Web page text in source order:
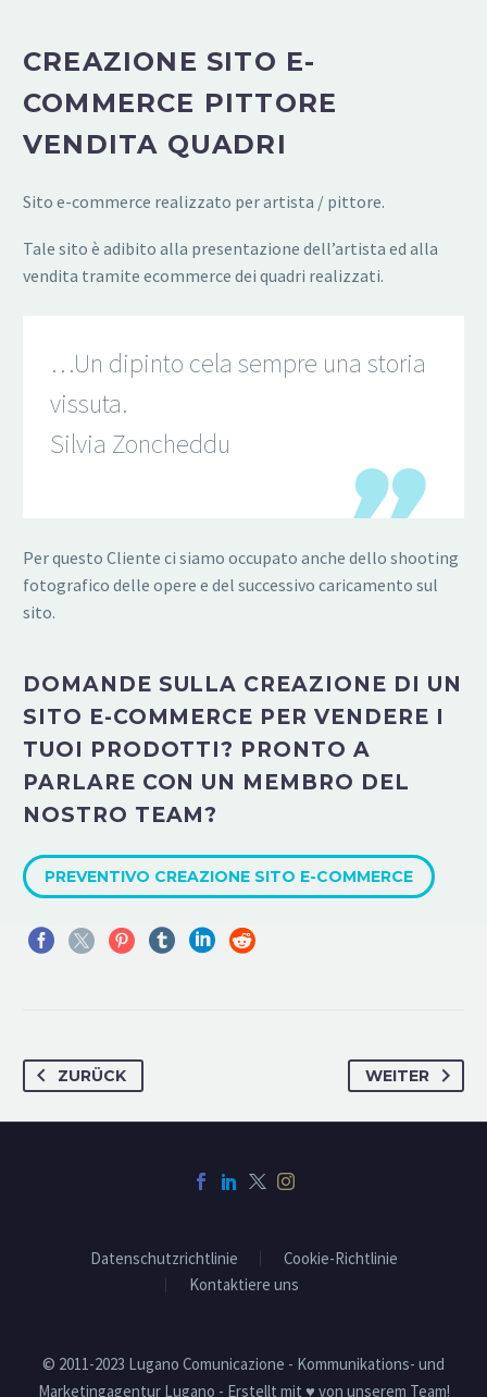
CREAZIONE SITO E-
COMMERCE PITTORE
VENDITA QUADRI
Sito e-commerce realizzato per artista / pittore.
Tale sito è adibito alla presentazione dell’artista ed alla
vendita tramite ecommerce dei quadri realizzati.
…Un dipinto cela sempre una storia
vissuta.
Silvia Zoncheddu
Per questo Cliente ci siamo occupato anche dello shooting
fotografico delle opere e del successivo caricamento sul
sito.
DOMANDE SULLA CREAZIONE DI UN
SITO E-COMMERCE PER VENDERE I
TUOI PRODOTTI? PRONTO A
PARLARE CON UN MEMBRO DEL
NOSTRO TEAM?
PREVENTIVO CREAZIONE SITO E-COMMERCE
ZURÜCK WEITER
Datenschutzrichtlinie
Cookie-Richtlinie
Kontaktiere uns
© 2011-2023 Lugano Comunicazione - Kommunikations- und
Marketingagentur Lugano - Erstellt mit ♥ von unserem Team!